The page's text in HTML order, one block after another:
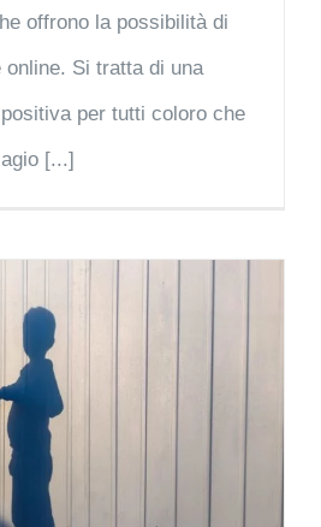
offrono la possibilità di
online. Si tratta di una
per tutti coloro che
[...]